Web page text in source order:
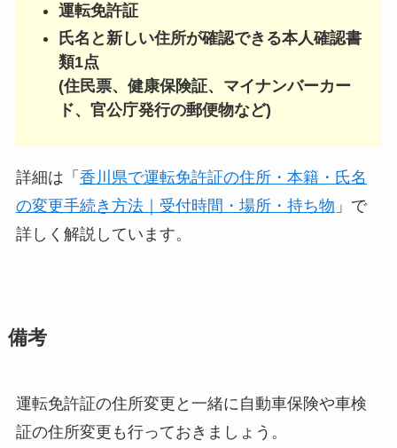
運転免許証
氏名と新しい住所が確認できる本人確認書
類1点
(住民票、健康保険証、マイナンバーカー
ド、官公庁発行の郵便物など)
詳細は「 香川県で運転免許証の住所・本籍・氏名
の変更手続き方法｜受付時間・場所・持ち物 」で
詳しく解説しています。
備考
運転免許証の住所変更と一緒に自動車保険や車検
証の住所変更も行っておきましょう。